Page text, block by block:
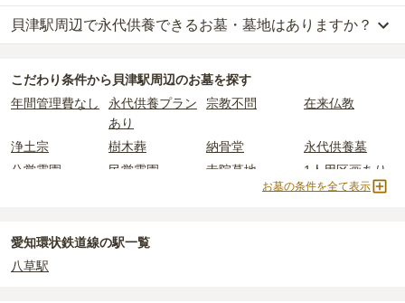
によって変わります。
使用料のみかかります。
なお、お墓によっては以下の費用が別途かかる場合があります。
開眼法要の費用：お墓を新しく建てた際に行う儀式のための費
用。僧侶に渡すお布施がかかります。
・納骨式の費用
：お墓に遺骨を納める儀式のための費用。僧侶に渡
正確な費用は、区画や石材の選び方によって大きく変わるため、見
する「合祀墓（ごうしぼ）」と呼ばれるタイプです。個別のお墓に
比べて省スペースで管理の手間がかからないため、費用が安く設定
価格の目安は、1名あたり5万円〜30万円程度です。
貝津駅周辺で安価なお墓を探したい場合は、 価格の安い順で並び替
えてお墓を探すのがおすすめです。
みよし市営 やすらぎ霊園がそれにあたります。
公営霊園は民営の霊園と異なり、契約にあたって応募資格が設けら
主な条件として、遺骨がすでにある、該当の市区町村に一定年数以
上住んでいるなどが挙げられます。
条件を満たさない場合は、申し込み自体ができないことも多いた
め、事前の確認が重要です。
契約条件の詳細は、各霊園のページをご確認いただくか、資料請求
貝津駅周辺には、2件の樹木葬があります。
詳しくは、貝津駅周辺の樹木葬の一覧をご覧ください。
貝津駅周辺で永代供養できるお墓・墓地はありますか？
詳しくは、貝津駅周辺の永代供養の一覧をご覧ください。
こだわり条件から 貝津駅周辺のお墓を探す
年間管理費なし
永代供養プラン
あり
宗教不問 在来仏教
浄土宗 樹木葬 納骨堂
永代供養墓
公営霊園
民営霊園 寺院墓地
1人用区画あり
お墓の条件を全て表示
愛知環状鉄道線の駅一覧
八草駅